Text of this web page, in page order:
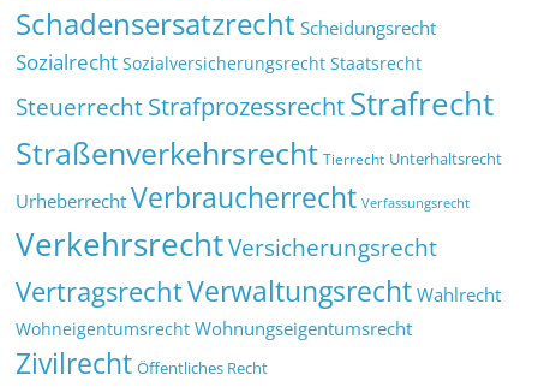
Schadensersatzrecht Scheidungsrecht
Sozialrecht Sozialversicherungsrecht Staatsrecht
SteuerrechtStrafprozessrechtStrafrecht
Straßenverkehrsrecht Tierrecht Unterhaltsrecht
Urheberrecht Verbraucherrecht Verfassungsrecht
VerkehrsrechtVersicherungsrecht
VertragsrechtVerwaltungsrecht Wahlrecht
Wohneigentumsrecht Wohnungseigentumsrecht
Zivilrecht Öffentliches Recht